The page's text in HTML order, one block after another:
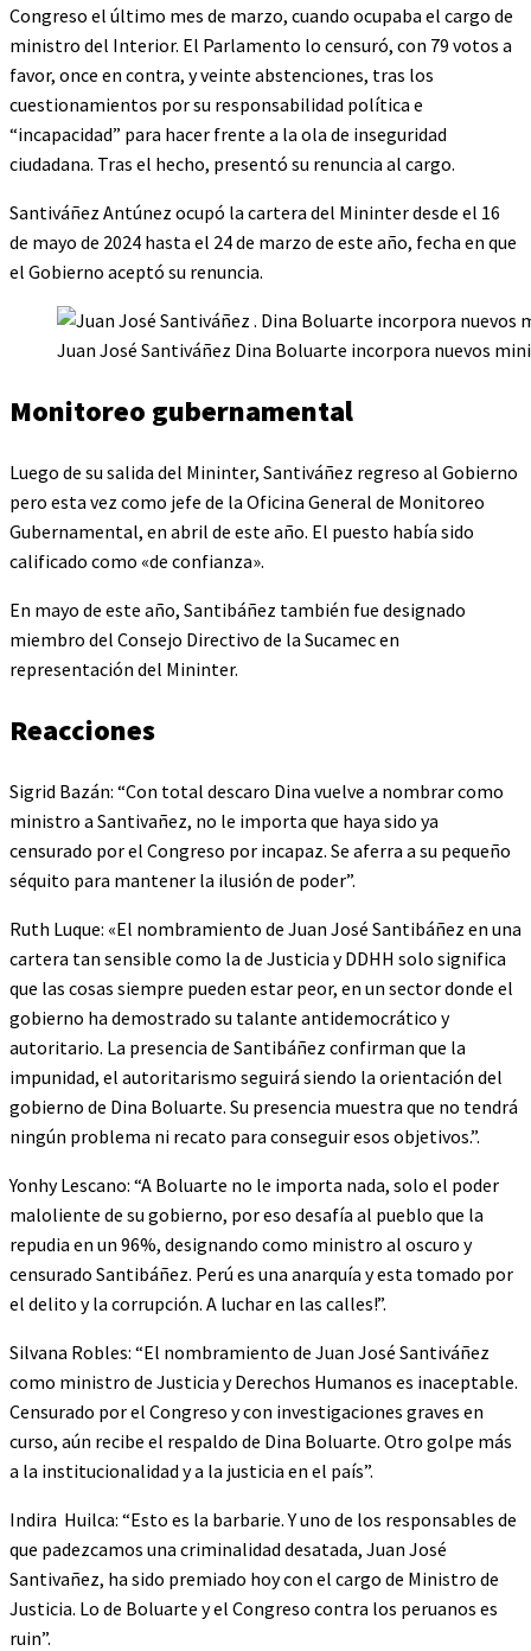
Congreso el último mes de marzo, cuando ocupaba el cargo de
ministro del Interior. El Parlamento lo censuró, con 79 votos a
favor, once en contra, y veinte abstenciones, tras los
cuestionamientos por su responsabilidad política e
“incapacidad” para hacer frente a la ola de inseguridad
ciudadana. Tras el hecho, presentó su renuncia al cargo.
Santiváñez Antúnez ocupó la cartera del Mininter desde el 16
de mayo de 2024 hasta el 24 de marzo de este año, fecha en que
el Gobierno aceptó su renuncia.
Juan José Santiváñez Dina Boluarte incorpora nuevos
Monitoreo gubernamental
Luego de su salida del Mininter, Santiváñez regreso al Gobierno
pero esta vez como jefe de la Oficina General de Monitoreo
Gubernamental, en abril de este año. El puesto había sido
calificado como «de confianza».
En mayo de este año, Santibáñez también fue designado
miembro del Consejo Directivo de la Sucamec en
representación del Mininter.
Reacciones
Sigrid Bazán: “Con total descaro Dina vuelve a nombrar como
ministro a Santivañez, no le importa que haya sido ya
censurado por el Congreso por incapaz. Se aferra a su pequeño
séquito para mantener la ilusión de poder”.
Ruth Luque: «El nombramiento de Juan José Santibáñez en una
cartera tan sensible como la de Justicia y DDHH solo significa
que las cosas siempre pueden estar peor, en un sector donde el
gobierno ha demostrado su talante antidemocrático y
autoritario. La presencia de Santibáñez confirman que la
impunidad, el autoritarismo seguirá siendo la orientación del
gobierno de Dina Boluarte. Su presencia muestra que no tendrá
ningún problema ni recato para conseguir esos objetivos.”.
Yonhy Lescano: “A Boluarte no le importa nada, solo el poder
maloliente de su gobierno, por eso desafía al pueblo que la
repudia en un 96%, designando como ministro al oscuro y
censurado Santibáñez. Perú es una anarquía y esta tomado por
el delito y la corrupción. A luchar en las calles!”.
Silvana Robles: “El nombramiento de Juan José Santiváñez
como ministro de Justicia y Derechos Humanos es inaceptable.
Censurado por el Congreso y con investigaciones graves en
curso, aún recibe el respaldo de Dina Boluarte. Otro golpe más
a la institucionalidad y a la justicia en el país”.
Indira Huilca: “Esto es la barbarie. Y uno de los responsables de
que padezcamos una criminalidad desatada, Juan José
Santivañez, ha sido premiado hoy con el cargo de Ministro de
Justicia. Lo de Boluarte y el Congreso contra los peruanos es
ruin”.